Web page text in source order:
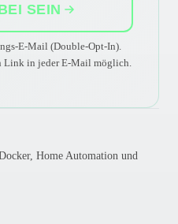
SEIN
E-Mail (Double-Opt-In).
Link in jeder E-Mail möglich.
Home Automation und